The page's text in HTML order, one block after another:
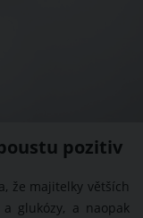
pozitiv
že majitelky větších
glukózy, a naopak